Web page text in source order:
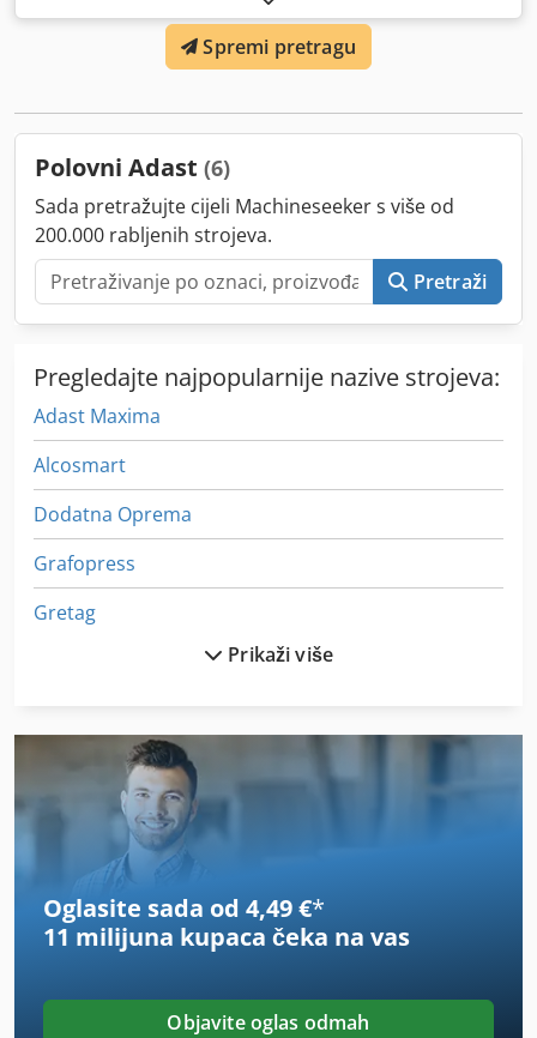
10.000. Dvobojna. NP uređaj s puno numeratorskih
uređaja. Kompletna dokumentacija. Dedpsyx Itpjfx Ankjkr
Spremi pretragu
Polovni Adast (6)
Sada pretražujte cijeli Machineseeker s više od
200.000 rabljenih strojeva.
Pretraži
Pregledajte najpopularnije nazive strojeva:
Adast Maxima
Alcosmart
Dodatna Oprema
Grafopress
Gretag
Heidelberg Dymatrix
Heidelberg Kor
Heidelberg Kors
Heidelberg Ksba
Heidelberg Ksd
Heidelberg Oht
Prikaži više
Oglasite sada od 4,49 €*
11 milijuna kupaca čeka na vas
Objavite oglas odmah